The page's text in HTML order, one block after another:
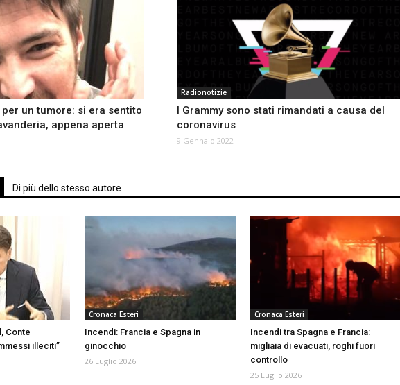
un tumore: si era sentito
appena aperta
Radionotizie
I Grammy sono stati rimandati a causa del
coronavirus
9 Gennaio 2022
Di più dello stesso autore
Conte
illeciti”
Cronaca Esteri
Incendi: Francia e Spagna in
ginocchio
26 Luglio 2026
Cronaca Esteri
Incendi tra Spagna e Francia:
migliaia di evacuati, roghi fuori
controllo
25 Luglio 2026